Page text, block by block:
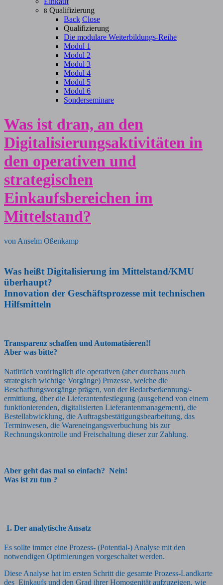
8 Qualifizierung
Back Close
Qualifizierung
Die modulare Weiterbildungs-Reihe
Modul 1
Modul 2
Modul 3
Modul 4
Modul 5
Modul 6
Sonderseminare
Was ist dran, an den
Digitalisierungsaktivitäten in
den operativen und
strategischen
Einkaufsbereichen im
Mittelstand?
von Anselm Oßenkamp
Was heißt Digitalisierung im Mittelstand/KMU
überhaupt?
Innovation der Geschäftsprozesse mit technischen
Hilfsmitteln
Transparenz schaffen und Automatisieren!!
Aber was bitte?
Natürlich vordringlich die operativen (aber durchaus auch
strategisch wichtige Vorgänge) Prozesse, welche die
Beschaffungsvorgänge prägen, von der Bedarfserkennung/-
ermittlung, über die Lieferantenfestlegung (ausgehend von einem
funktionierenden, digitalisierten Lieferantenmanagement), die
Bestellabwicklung, die Auftragsbestätigungsbearbeitung, das
Terminwesen, die Wareneingangsverbuchung bis zur
Rechnungskontrolle und Freischaltung dieser zur Zahlung.
Aber geht das mal so einfach? Nein!
Was ist zu tun ?
1. Der analytische Ansatz
Es sollte immer eine Prozess- (Potential-) Analyse mit den
notwendigen Optimierungen vorgeschaltet werden.
Diese Analyse hat im ersten Schritt die gesamte Prozess-Landkarte
des Einkaufs und den Grad ihrer Homogenität aufzuzeigen, wie